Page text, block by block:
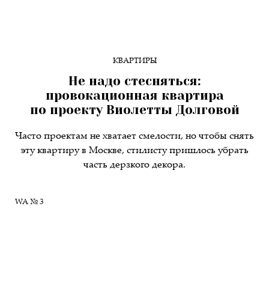
КВАРТИРЫ
Не надо стесняться:
провокационная квартира
по проекту Виолетты Долговой
Часто проектам не хватает смелости, но чтобы снять
эту квартиру в Москве, стилисту пришлось убрать
часть дерзкого декора.
WA № 3